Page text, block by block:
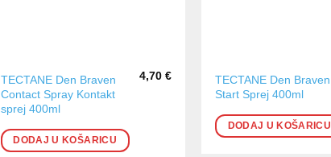
TECTANE Den Braven
Contact Spray Kontakt
sprej 400ml
4,70 €
DODAJ U KOŠARICU
TECTANE Den Braven
Start Sprej 400ml
DODAJ U KOŠARICU